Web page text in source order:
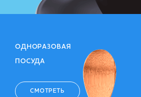
ОДНОРАЗОВАЯ
ПОСУДА
СМОТРЕТЬ